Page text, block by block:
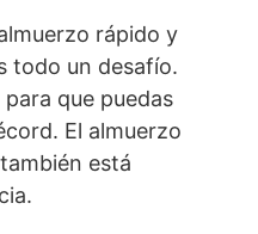
rápido y
todo un desafío.
que puedas
El almuerzo
está